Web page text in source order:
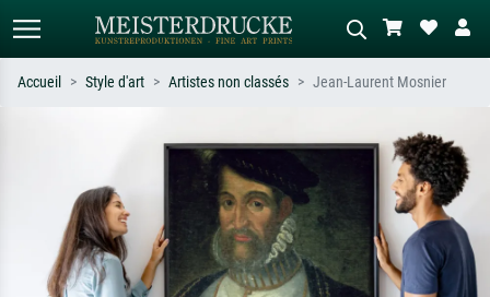
Recherchez par artiste, titre ou style –
ex. Monet, Nuit étoilée,
impressionnisme, vague de Hokusai,
nu.
Décrivez la scène – ex. prairie verte,
abstrait avec beaucoup de rouge,
tableau sombre, nu debout près d'un
arbre.
Accueil Style d'art Artistes non classés Jean-Laurent Mosnier